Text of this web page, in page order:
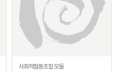
사회적협동조합 모들